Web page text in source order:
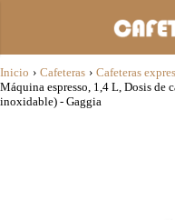
Inicio › Cafeteras › Cafeteras
Máquina espresso, 1,4 L, Dosis de
inoxidable) - Gaggia